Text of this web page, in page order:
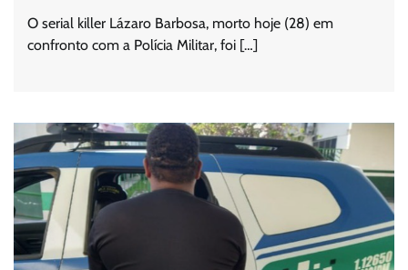
O serial killer Lázaro Barbosa, morto hoje (28) em
confronto com a Polícia Militar, foi […]